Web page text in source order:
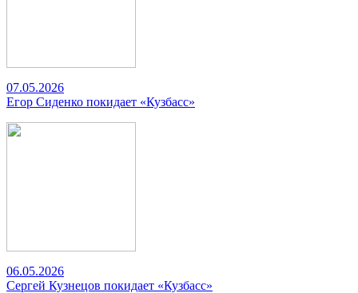
07.05.2026
Егор Сиденко покидает «Кузбасс»
06.05.2026
Сергей Кузнецов покидает «Кузбасс»